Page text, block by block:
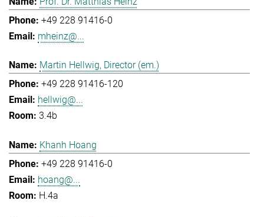
+49 228 91416-0
mheinz@...
Martin Hellwig, Director (em.)
+49 228 91416-120
hellwig@...
3.4b
Khanh Hoang
+49 228 91416-0
hoang@...
H.4a